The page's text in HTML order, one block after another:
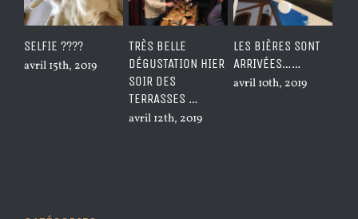
SELFIE ????
avril 15th, 2019
TRÈS BELLE
DÉGUSTATION HIER
SOIR DES
TERRASSES …
avril 12th, 2019
LES BIÈRES SONT
ARRIVÉES……
avril 10th, 2019